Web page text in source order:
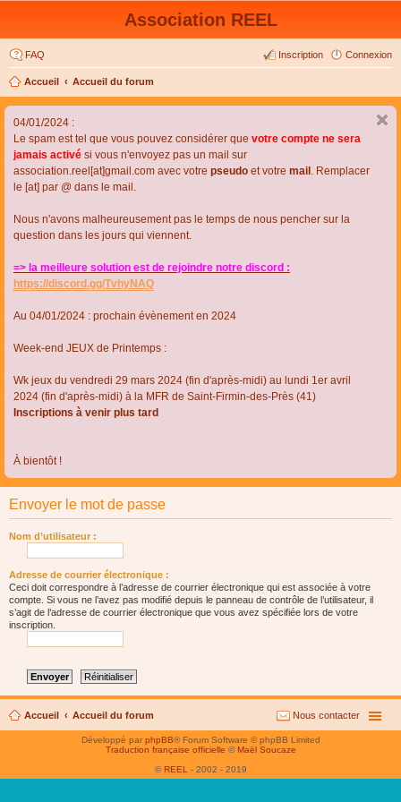
Association REEL
FAQ Connexion
Inscription
Accueil Accueil du forum
04/01/2024 :
Le spam est tel que vous pouvez considérer que votre compte ne sera
jamais activé si vous n'envoyez pas un mail sur
association.reel[at]gmail.com avec votre pseudo et votre mail . Remplacer
le [at] par @ dans le mail.
Nous n'avons malheureusement pas le temps de nous pencher sur la
question dans les jours qui viennent.
=> la meilleure solution est de rejoindre notre discord :
https://discord.gg/TvhyNAQ
Au 04/01/2024 : prochain évènement en 2024
Week-end JEUX de Printemps :
Wk jeux du vendredi 29 mars 2024 (fin d'après-midi) au lundi 1er avril
2024 (fin d'après-midi) à la MFR de Saint-Firmin-des-Près (41)
Inscriptions à venir plus tard
À bientôt !
Envoyer le mot de passe
Nom d’utilisateur :
Adresse de courrier électronique :
Ceci doit correspondre à l’adresse de courrier électronique qui est associée à votre
compte. Si vous ne l’avez pas modifié depuis le panneau de contrôle de l’utilisateur, il
s’agit de l’adresse de courrier électronique que vous avez spécifiée lors de votre
inscription.
Accueil Accueil du forum Nous contacter
Développé parphpBB® Forum Software © phpBB Limited
Traduction française officielle © Maël Soucaze
© REEL - 2002 - 2019